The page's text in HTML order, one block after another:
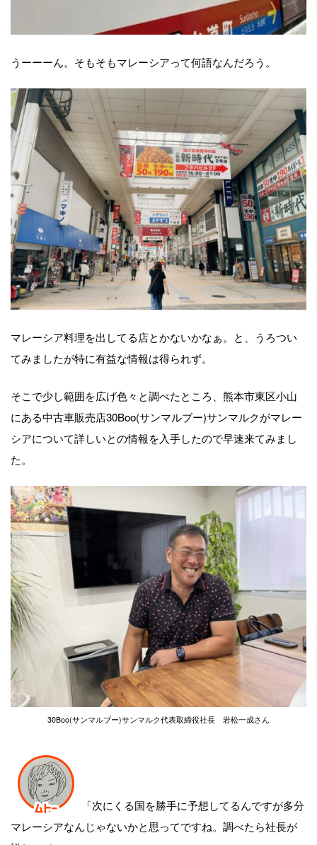
うーーーん。そもそもマレーシアって何語なんだろう。
マレーシア料理を出してる店とかないかなぁ。と、うろつい
てみましたが特に有益な情報は得られず。
そこで少し範囲を広げ色々と調べたところ、熊本市東区小山
にある中古車販売店30Boo(サンマルブー)サンマルクがマレー
シアについて詳しいとの情報を入手したので早速来てみまし
た。
30Boo(サンマルブー)サンマルク代表取締役社長 岩松一成さん
「次にくる国を勝手に予想してるんですが多分
マレーシアなんじゃないかと思ってですね。調べたら社長が